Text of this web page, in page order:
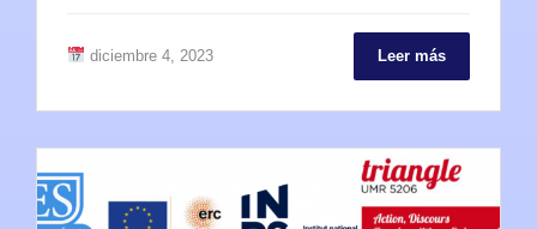
diciembre 4, 2023 Leer más